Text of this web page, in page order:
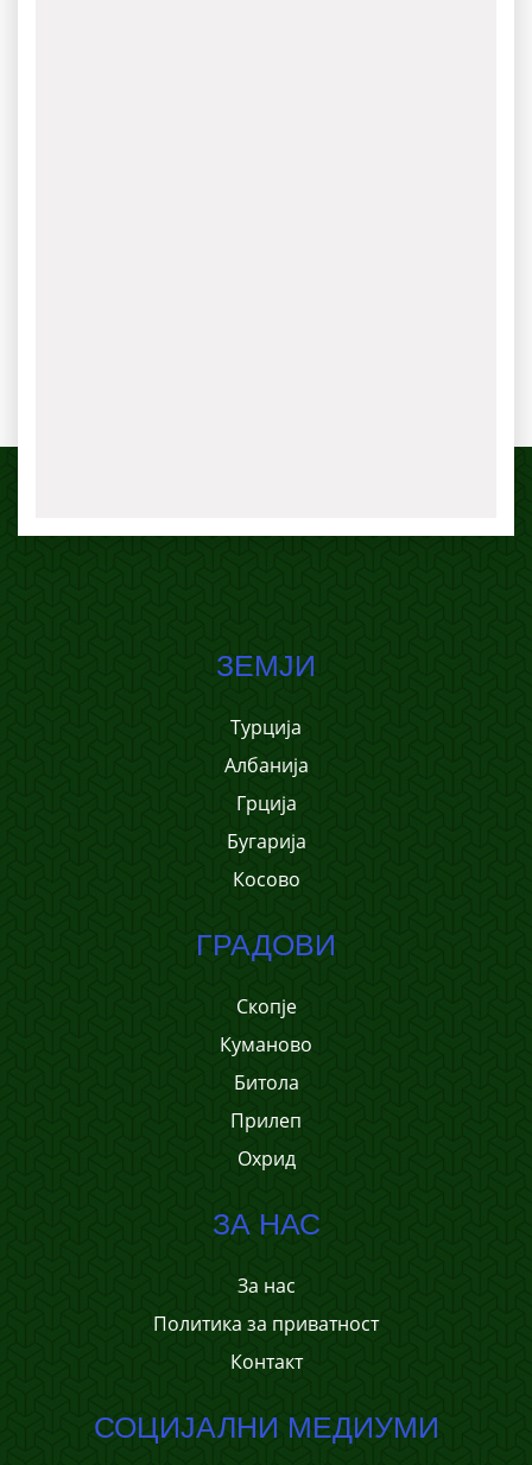
ЗЕМЈИ
Турција
Албанија
Грција
Бугарија
Косово
ГРАДОВИ
Скопје
Куманово
Битола
Прилеп
Охрид
ЗА НАС
За нас
Политика за приватност
Контакт
СОЦИЈАЛНИ МЕДИУМИ